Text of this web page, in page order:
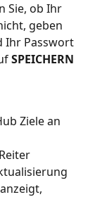
Sie, ob Ihr
geben
Ihr Passwort
SPEICHERN
Ziele an
anzeigt,